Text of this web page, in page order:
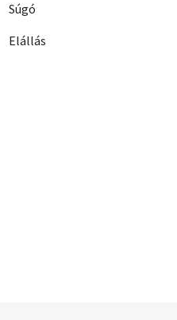
Súgó
Elállás